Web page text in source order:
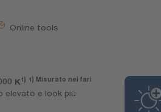
Online tools
K1) 1) Misurato nei fari
elevato e look più